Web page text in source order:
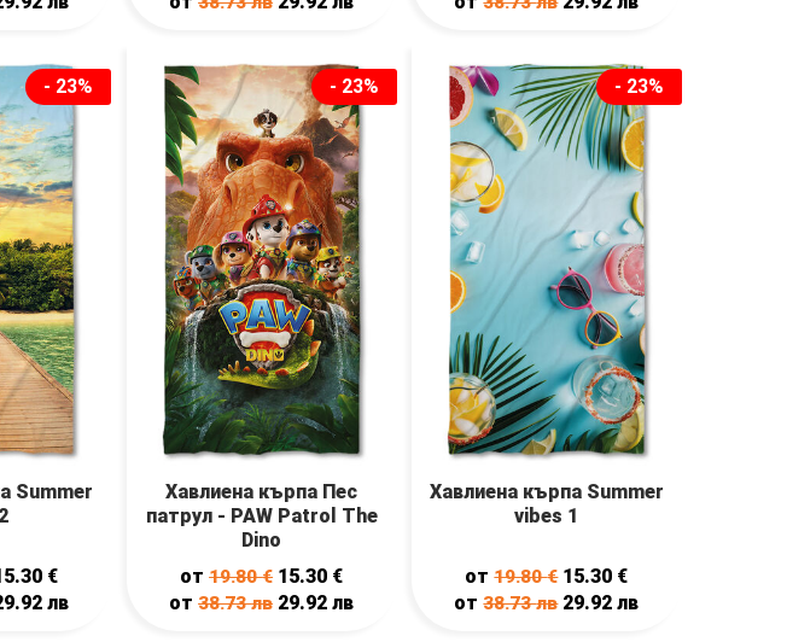
- 23%
Summer
€
лв
- 23%
Хавлиена кърпа Пес
патрул - PAW Patrol The
Dino
от19.80€ 15.30 €
от38.73лв 29.92лв
- 23%
Хавлиена кърпа Summer
vibes 1
от19.80€ 15.30 €
от38.73лв 29.92лв